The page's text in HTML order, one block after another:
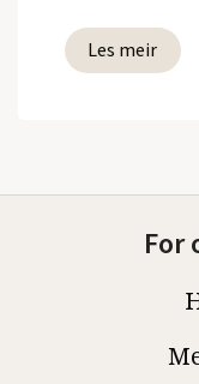
Les meir
For